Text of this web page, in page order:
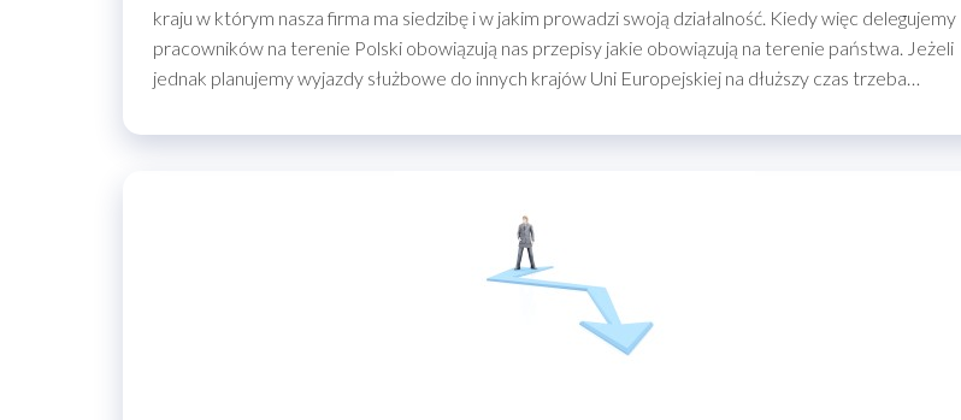
kraju w którym nasza firma ma siedzibę i w jakim prowadzi swoją działalność. Kiedy więc delegujemy
pracowników na terenie Polski obowiązują nas przepisy jakie obowiązują na terenie państwa. Jeżeli
jednak planujemy wyjazdy służbowe do innych krajów Uni Europejskiej na dłuższy czas trzeba…